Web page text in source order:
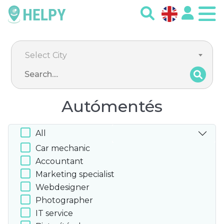
Select City
Autómentés
All
Car mechanic
Accountant
Marketing specialist
Webdesigner
Photographer
IT service